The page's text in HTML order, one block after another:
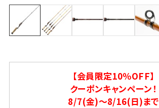
【会員限定10％OFF】
クーポンキャンペーン！
8/7(金)～8/16(日)まで